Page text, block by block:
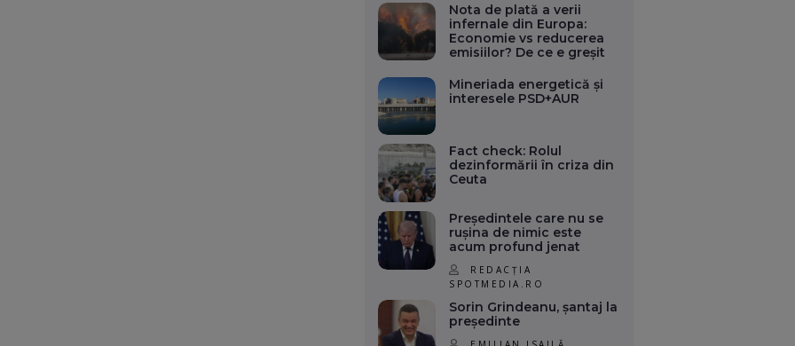
Nota de plată a verii
infernale din Europa:
Economie vs reducerea
emisiilor? De ce e greșit
Mineriada energetică și
interesele PSD+AUR
Fact check: Rolul
dezinformării în criza din
Ceuta
Președintele care nu se
rușina de nimic este
acum profund jenat
REDACȚIA
SPOTMEDIA.RO
Sorin Grindeanu, șantaj la
președinte